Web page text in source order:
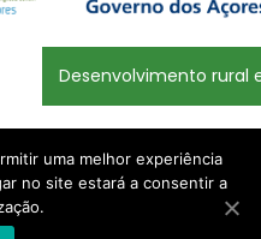
Desenvolvimento rural
uma melhor experiência
no site estará a consentir a